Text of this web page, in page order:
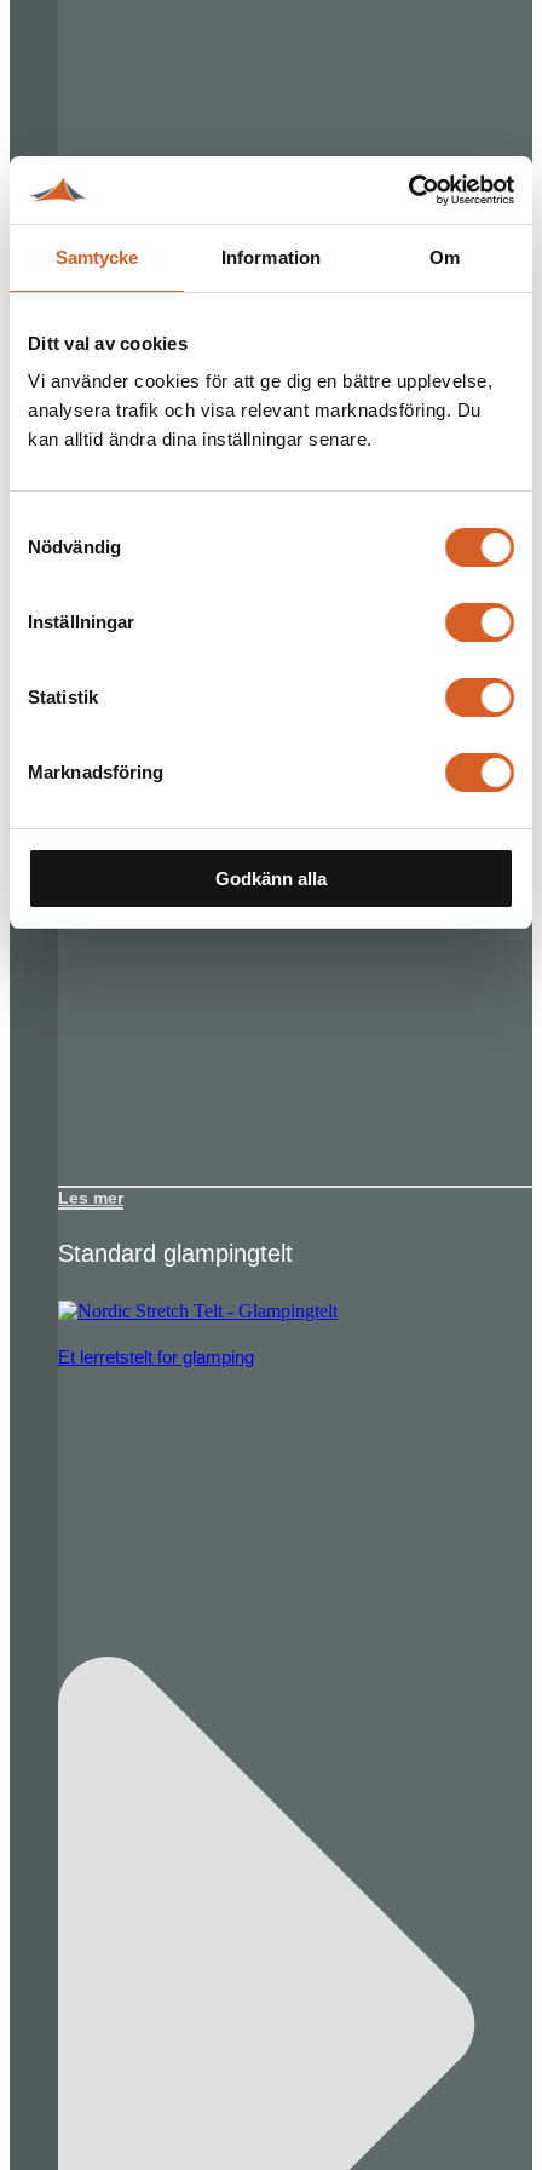
Samtycke Information Om
Ditt val av cookies
Vi använder cookies för att ge dig en bättre upplevelse,
analysera trafik och visa relevant marknadsföring. Du
kan alltid ändra dina inställningar senare.
Nödvändig
Inställningar
Statistik
Marknadsföring
Godkänn alla
Les mer
Standard glampingtelt
Et lerretstelt for glamping